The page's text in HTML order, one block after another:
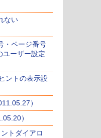
ない
・ページ番号
ユーザー設定
ントの表示設
）
）
トダイアロ